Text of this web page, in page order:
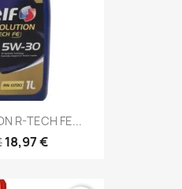
R-TECH FE...
18,97 €